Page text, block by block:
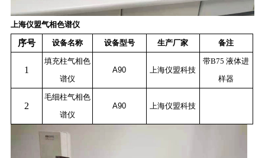
上海仪盟气相色谱仪
序号 设备名称 设备型号 生产厂家 备注
1
填充柱气相色
谱仪
A90 上海仪盟科技
带B75液体进
样器
2
毛细柱气相色
谱仪
A90 上海仪盟科技